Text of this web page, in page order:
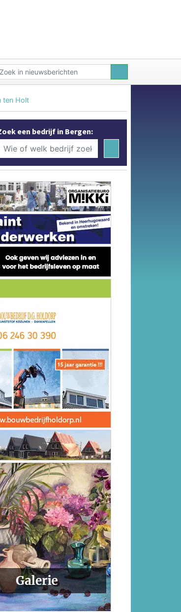
ten Holt
een bedrijf in Bergen: